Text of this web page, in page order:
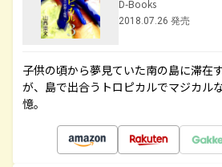
D-Books
2018.07.26 発売
子供の頃から夢見ていた南の島に滞在
が、島で出合うトロピカルでマジカル
憶。